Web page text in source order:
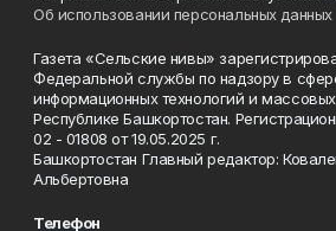
Об использовании персональных данных
Газета «Сельские нивы»
Федеральной службы по надзору в
информационных технологий и
Республике Башкортостан.
02 - 01808 от 19.05.2025 г.
Башкортостан Главный редактор:
Альбертовна
Телефон